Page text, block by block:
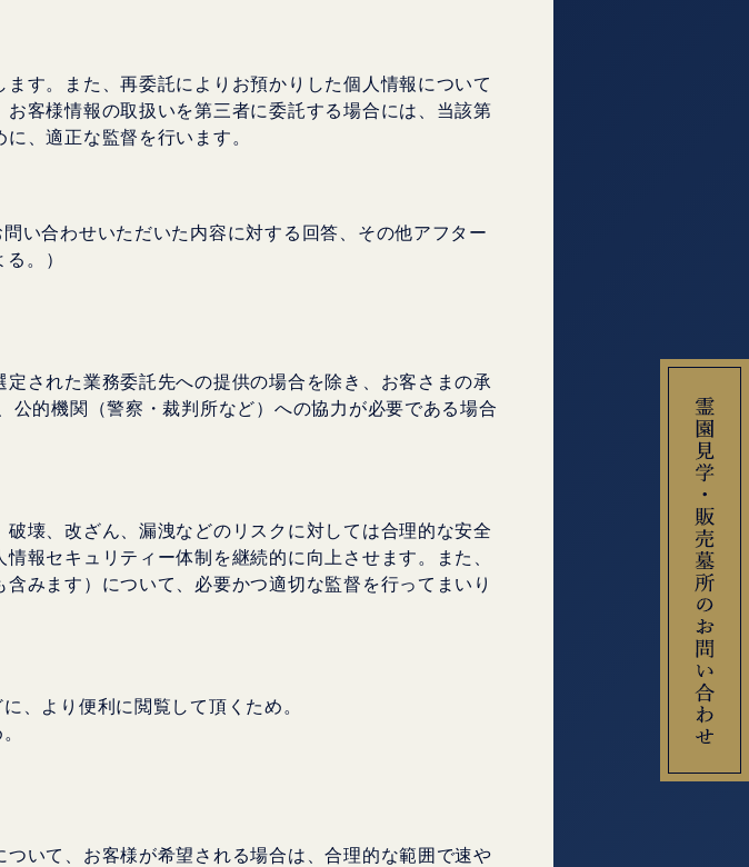
す。また、再委託によりお預かりした個人情報について
客様情報の取扱いを第三者に委託する場合には、当該第
、適正な監督を行います。
い合わせいただいた内容に対する回答、その他アフター
。）
された業務委託先への提供の場合を除き、お客さまの承
的機関（警察・裁判所など）への協力が必要である場合
壊、改ざん、漏洩などのリスクに対しては合理的な安全
報セキュリティー体制を継続的に向上させます。また、
みます）について、必要かつ適切な監督を行ってまいり
、より便利に閲覧して頂くため。
いて、お客様が希望される場合は、合理的な範囲で速や